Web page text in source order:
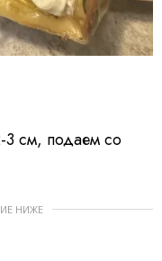
см, подаем со
НИЖЕ